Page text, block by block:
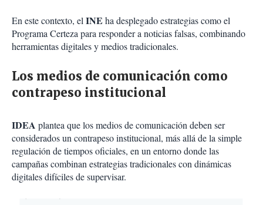
En este contexto, elINE ha desplegado estrategias como el
Programa Certeza para responder a noticias falsas, combinando
herramientas digitales y medios tradicionales.
Los medios de comunicación como
contrapeso institucional
IDEA plantea que los medios de comunicación deben ser
considerados un contrapeso institucional, más allá de la simple
regulación de tiempos oficiales, en un entorno donde las
campañas combinan estrategias tradicionales con dinámicas
digitales difíciles de supervisar.